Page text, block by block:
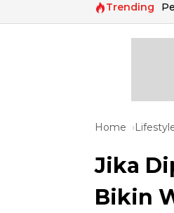
Trending
Home
Jika
Bikin